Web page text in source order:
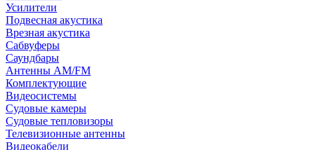
Усилители
Подвесная акустика
Врезная акустика
Сабвуферы
Саундбары
Антенны AM/FM
Комплектующие
Видеосистемы
Судовые камеры
Cудовые тепловизоры
Телевизионные антенны
Видеокабели